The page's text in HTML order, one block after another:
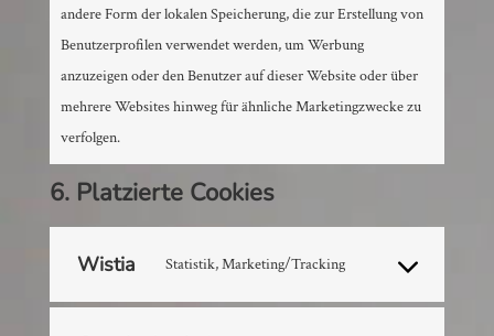
andere Form der lokalen Speicherung, die zur Erstellung von
Benutzerprofilen verwendet werden, um Werbung
anzuzeigen oder den Benutzer auf dieser Website oder über
mehrere Websites hinweg für ähnliche Marketingzwecke zu
verfolgen.
6. Platzierte Cookies
Wistia Statistik, Marketing/Tracking
Consent
to